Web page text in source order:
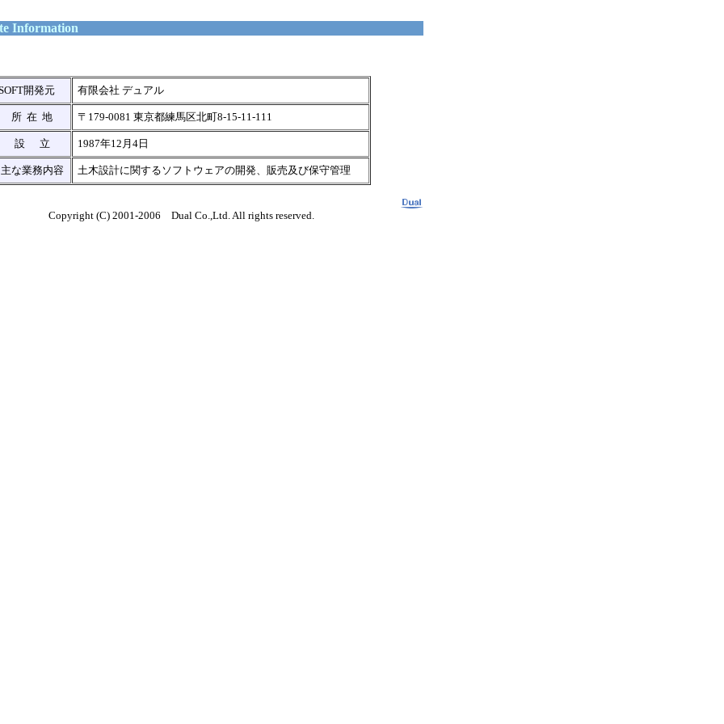
Information
開発元 有限会社 デュアル
所 在 地 〒179-0081 東京都練馬区北町8-15-11-111
設 立 1987年12月4日
主な業務内容 土木設計に関するソフトウェアの開発、販売及び保守管理
Copyright (C) 2001-2006 Dual Co.,Ltd. All rights reserved.